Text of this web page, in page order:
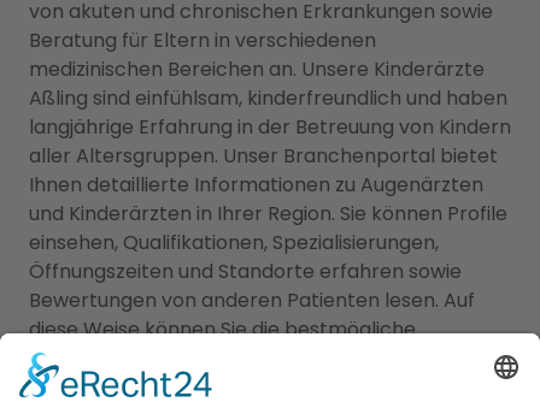
von akuten und chronischen Erkrankungen sowie
Beratung für Eltern in verschiedenen
medizinischen Bereichen an. Unsere Kinderärzte
Aßling sind einfühlsam, kinderfreundlich und haben
langjährige Erfahrung in der Betreuung von Kindern
aller Altersgruppen. Unser Branchenportal bietet
Ihnen detaillierte Informationen zu Augenärzten
und Kinderärzten in Ihrer Region. Sie können Profile
einsehen, Qualifikationen, Spezialisierungen,
Öffnungszeiten und Standorte erfahren sowie
Bewertungen von anderen Patienten lesen. Auf
diese Weise können Sie die bestmögliche
Entscheidung für die Gesundheit Ihrer Familie
treffen. Vertrauen Sie auf unsere Plattform, um die